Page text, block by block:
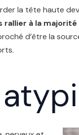
la tête haute
rallier à la
d’être la